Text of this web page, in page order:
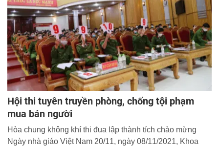
- Khóa 3).
Hội thi tuyên truyền phòng, chống tội phạm
mua bán người
Hòa chung không khí thi đua lập thành tích chào mừng
Ngày nhà giáo Việt Nam 20/11, ngày 08/11/2021, Khoa